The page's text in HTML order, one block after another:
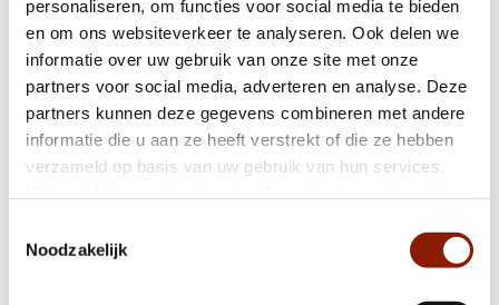
personaliseren, om functies voor social media te bieden
en om ons websiteverkeer te analyseren. Ook delen we
informatie over uw gebruik van onze site met onze
partners voor social media, adverteren en analyse. Deze
partners kunnen deze gegevens combineren met andere
informatie die u aan ze heeft verstrekt of die ze hebben
verzameld op basis van uw gebruik van hun services.
Op onzeprivacypagina
kunt u meer lezen over onze
cookies en via de cookie-instellingen button linksonder op
onze website kan je je toestemming op elk moment
Noodzakelijk
Zwerfheide 2
6591 RC Gennep
Routebeschrijving
Bekijk alle locaties